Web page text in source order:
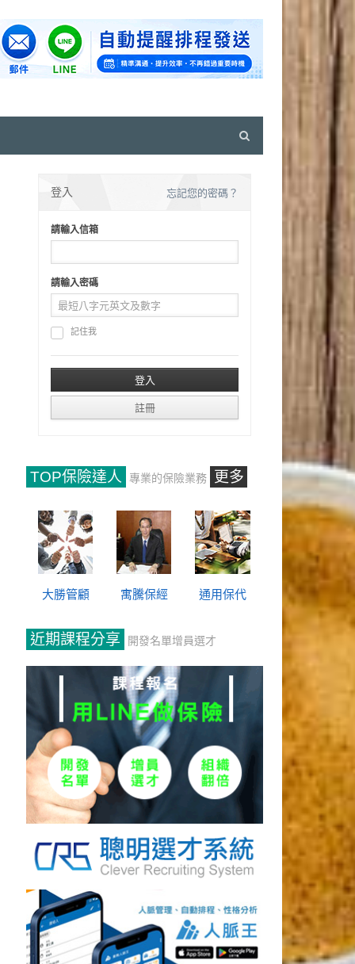
search
登入 忘記您的密碼？
請輸入信箱
請輸入密碼
記住我
TOP保險達人 專業的保險業務 更多
大勝管顧 寓騰保經 通用保代
近期課程分享 開發名單增員選才